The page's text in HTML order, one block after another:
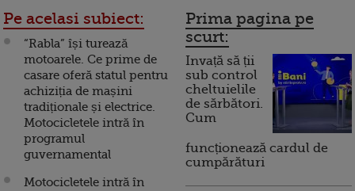
Pe acelasi subiect:
“Rabla” își turează
motoarele. Ce prime de
casare oferă statul pentru
achiziția de mașini
tradiționale și electrice.
Motocicletele intră în
programul
guvernamental
Motocicletele intră în
Prima pagina pe
scurt:
Invață să ții
sub control
cheltuielile
de sărbători.
Cum
funcționează cardul de
cumpărături